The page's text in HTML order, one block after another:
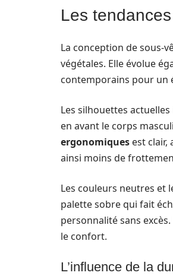
Les
La conception de sous-
végétales. Elle évolue
contemporains pour un
Les silhouettes
en avant le corps
ergonomiques est
ainsi moins de
Les couleurs neutres et
palette sobre qui fait
personnalité sans
le confort.
L’influence de la